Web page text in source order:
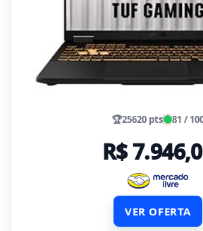
🏆25620 pts 81 /
R$
VER OFERTA